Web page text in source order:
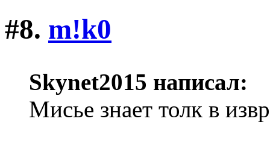
#8. m!k0
Skynet2015 написал:
Мисье знает толк в